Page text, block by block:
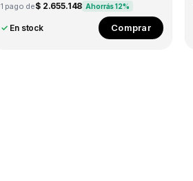
1 pago de$ 2.655.148 Ahorrás 12%
✓ En stock Comprar